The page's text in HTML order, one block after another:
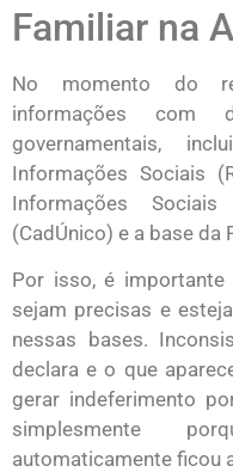
Familiar na
No momento do
informações com
governamentais,
Informações Sociais
Informações
(CadÚnico) e a base da
Por isso, é
sejam precisas e
nessas bases.
declara e o que
gerar indeferimento
simplesmente
automaticamente ficou